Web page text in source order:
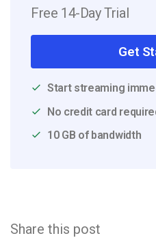
Free 14-Day Trial
Get
Start streaming
No credit card
10 GB of bandwidth
Share this post